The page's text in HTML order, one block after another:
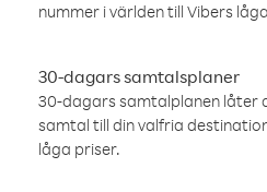
nummer i världen till Vibers
30-dagars samtalsplaner
30-dagars samtalplanen låter
samtal till din valfria
låga priser.